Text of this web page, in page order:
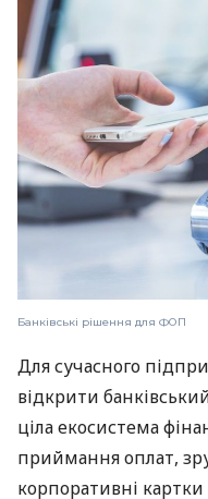
Банківські рішення для ФОП
Для сучасного
відкрити
ціла екосистема
приймання оплат,
корпоративні